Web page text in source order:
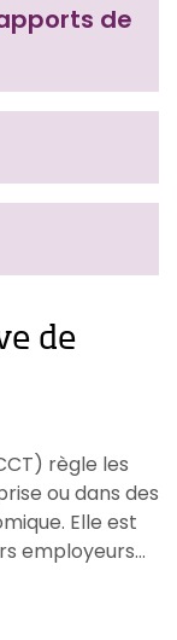
de
de
règle les
ou dans des
Elle est
employeurs...